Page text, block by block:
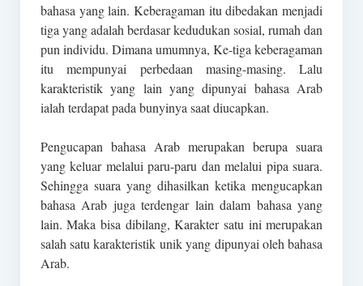
bahasa yang lain. Keberagaman itu dibedakan menjadi
tiga yang adalah berdasar kedudukan sosial, rumah dan
pun individu. Dimana umumnya, Ke-tiga keberagaman
itu mempunyai perbedaan masing-masing. Lalu
karakteristik yang lain yang dipunyai bahasa Arab
ialah terdapat pada bunyinya saat diucapkan.
Pengucapan bahasa Arab merupakan berupa suara
yang keluar melalui paru-paru dan melalui pipa suara.
Sehingga suara yang dihasilkan ketika mengucapkan
bahasa Arab juga terdengar lain dalam bahasa yang
lain. Maka bisa dibilang, Karakter satu ini merupakan
salah satu karakteristik unik yang dipunyai oleh bahasa
Arab.